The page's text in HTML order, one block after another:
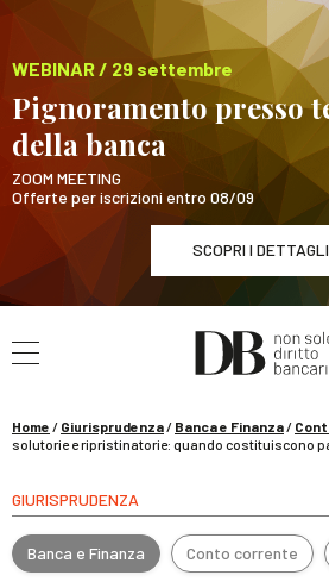
WEBINAR / 29 settembre
Pignoramento presso
della banca
ZOOM MEETING
Offerte per iscrizioni entro 08/09
SCOPRI I DETTAGLI
WEBINAR / 29
Pignoramento presso terzi e
Home / Giurisprudenza/ Banca e Finanza/
solutorie e ripristinatorie: quando costituiscono
GIURISPRUDENZA
Banca e Finanza Conto corrente